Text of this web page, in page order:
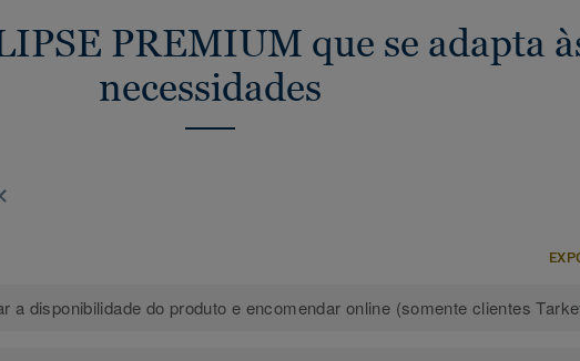
PREMIUM que se adapta
necessidades
a disponibilidade do produto e encomendar online (somente clientes